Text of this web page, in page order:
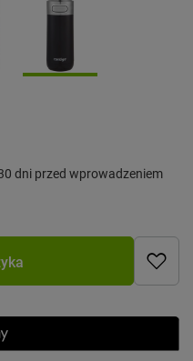
dni przed wprowadzeniem